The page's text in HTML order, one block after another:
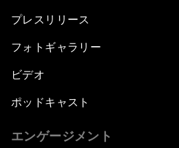
プレスリリース
フォトギャラリー
ビデオ
ポッドキャスト
エンゲージメント